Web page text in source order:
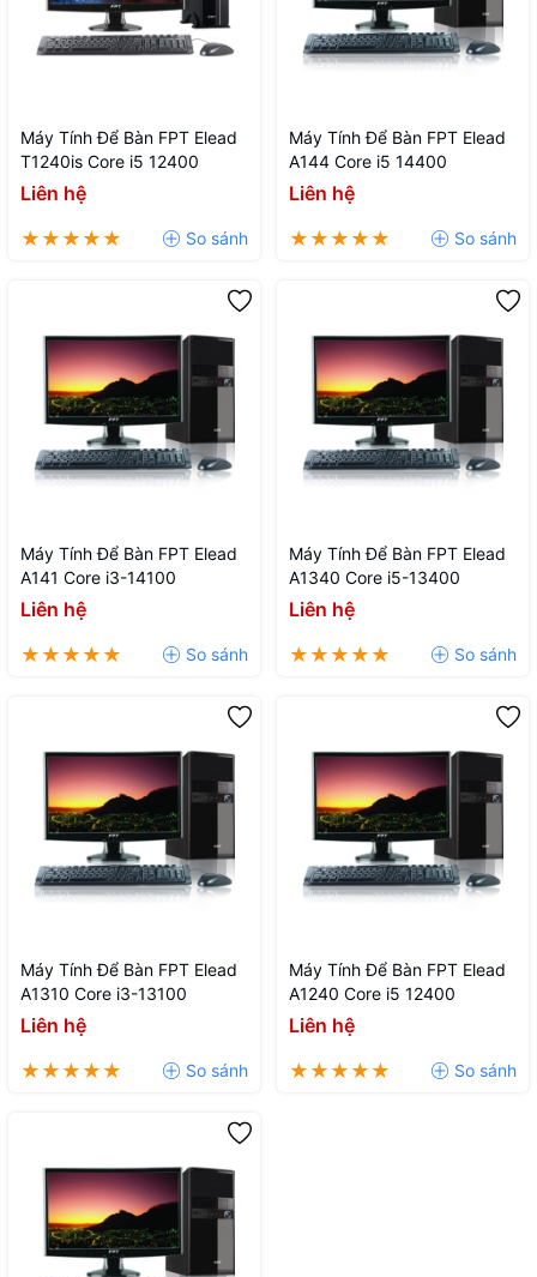
Máy Tính Để Bàn FPT Elead
T1240is Core i5 12400
Liên hệ
Máy Tính Để Bàn FPT Elead
A144 Core i5 14400
Liên hệ
Máy Tính Để Bàn FPT Elead
A141 Core i3-14100
Liên hệ
Máy Tính Để Bàn FPT Elead
A1340 Core i5-13400
Liên hệ
Máy Tính Để Bàn FPT Elead
A1310 Core i3-13100
Liên hệ
Máy Tính Để Bàn FPT Elead
A1240 Core i5 12400
Liên hệ